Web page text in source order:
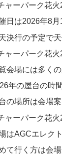
ャーパーク花
日は2026年8月
決行の予定で
ャーパーク花
会場には多く
年の屋台の時
の場所は会場
ャーパーク花
はAGCエレク
て行く方は会